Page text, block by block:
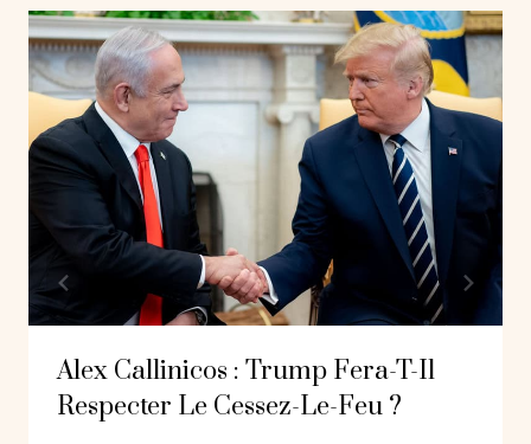
Alex Callinicos : Trump Fera-T-Il
Respecter Le Cessez-Le-Feu ?